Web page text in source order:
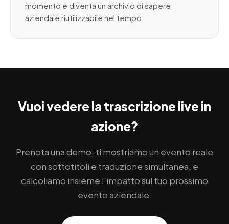
momento e diventa un archivio di sapere
aziendale riutilizzabile nel tempo.
Vuoi vedere la trascrizione live in
azione?
Prenota una demo: ti mostriamo un evento reale
con sottotitoli e traduzione simultanea, e
calcoliamo insieme l'impatto sul tuo prossimo
evento aziendale.